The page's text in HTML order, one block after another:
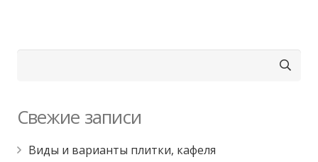
Свежие записи
Виды и варианты плитки, кафеля